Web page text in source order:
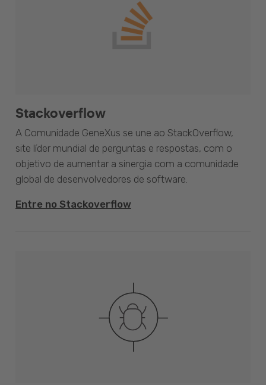
Stackoverflow
A Comunidade GeneXus se une ao StackOverflow,
site líder mundial de perguntas e respostas, com o
objetivo de aumentar a sinergia com a comunidade
global de desenvolvedores de software.
Entre no Stackoverflow